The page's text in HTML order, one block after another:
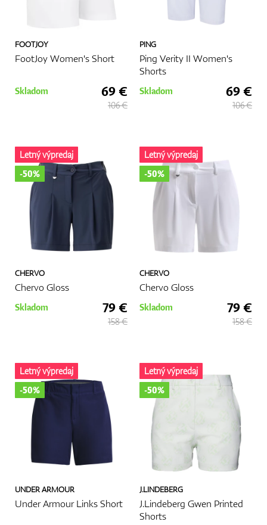
FOOTJOY
FootJoy Women's Short
Skladom 69 €
106 €
PING
Ping Verity II Women's
Shorts
Skladom 69 €
106 €
CHERVO
Chervo Gloss
Letný výpredaj
-50%
Skladom 79 €
158 €
CHERVO
Chervo Gloss
Letný výpredaj
-50%
Skladom 79 €
158 €
UNDER ARMOUR
Under Armour Links Short
Letný výpredaj
-50%
J.LINDEBERG
J.Lindeberg Gwen Printed
Shorts
Letný výpredaj
-50%